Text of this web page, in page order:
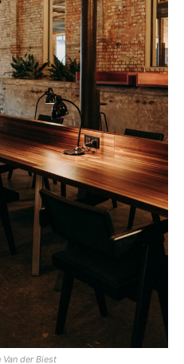
der Biest